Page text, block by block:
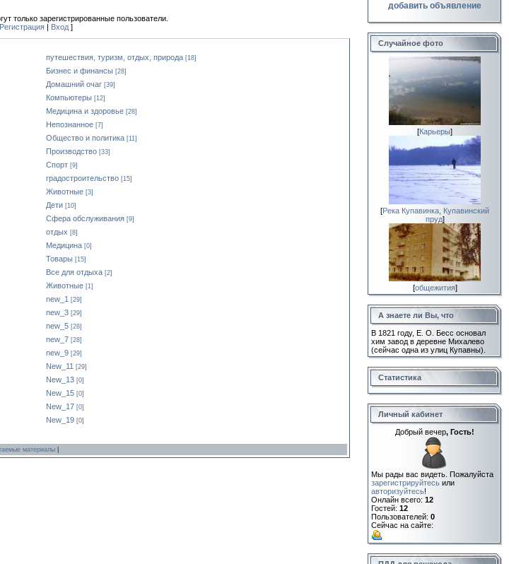
только зарегистрированные пользователи.
Регистрация Вход ]
путешествия, туризм, отдых, природа [18]
Бизнес и финансы [28]
Домашний очаг [39]
Компьютеры [12]
Медицина и здоровье [28]
Непознанное [7]
Общество и политика [11]
Производство [33]
Спорт [9]
градостроительство [15]
Животные [3]
Дети [10]
Сфера обслуживания [9]
отдых [8]
Медицина [0]
Товары [15]
Все для отдыха [2]
Животные [1]
new_1 [29]
new_3 [29]
new_5 [28]
new_7 [28]
new_9 [29]
New_11 [29]
New_13 [0]
New_15 [0]
New_17 [0]
New_19 [0]
материалы
добавить объявление
Случайное фото
[Карьеры]
[Река Купавинка, Купавинский
пруд]
[общежития]
А знаете ли Вы, что
В 1821 году, Е. О. Бесс основал
хим завод в деревне Михалево
(сейчас одна из улиц Купавны).
Статистика
Личный кабинет
Добрый вечер, Гость!
Мы рады вас видеть. Пожалуйста
зарегистрируйтесь или
авторизуйтесь!
Онлайн всего: 12
Гостей: 12
Пользователей: 0
Сейчас на сайте: